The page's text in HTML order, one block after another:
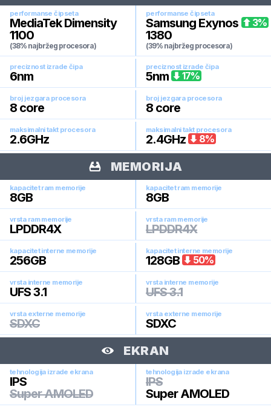
performanse čipseta
MediaTek Dimensity
1100
(38% najbržeg procesora)
performanse čipseta
Samsung Exynos
1380
(39% najbržeg procesora)
3%
preciznost izrade čipa
6nm
preciznost izrade čipa
5nm 17%
broj jezgara procesora
8 core
broj jezgara procesora
8 core
maksimalni takt procesora
2.6GHz
maksimalni takt procesora
2.4GHz 8%
MEMORIJA
kapacitet ram memorije
8GB
kapacitet ram memorije
8GB
vrsta ram memorije
LPDDR4X
vrsta ram memorije
LPDDR4X
kapacitet interne memorije
256GB
kapacitet interne memorije
128GB 50%
vrsta interne memorije
UFS 3.1
vrsta interne memorije
UFS 3.1
vrsta externe memorije
SDXC
vrsta externe memorije
SDXC
EKRAN
tehnologija izrade ekrana
IPS
Super AMOLED
tehnologija izrade ekrana
IPS
Super AMOLED